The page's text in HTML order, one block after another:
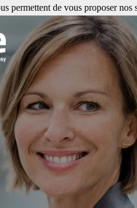
permettent de vous proposer